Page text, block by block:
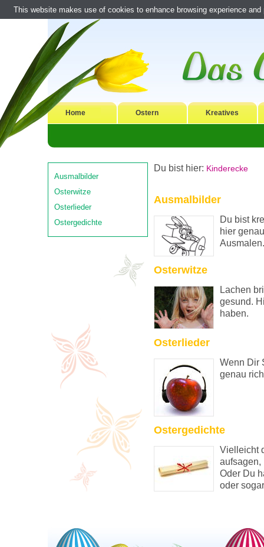
Home Ostern Kreatives
Ausmalbilder
Osterwitze
Osterlieder
Ostergedichte
Du bist hier: Kinderecke
Ausmalbilder
Du bist
hier
Ausmalen.
Osterwitze
Lachen
gesund.
haben.
Osterlieder
Wenn Dir
genau
Ostergedichte
Vielleicht
aufsagen,
Oder Du
oder
This website makes use of cookies to enhance browsing experience